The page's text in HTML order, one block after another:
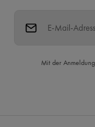
Mit der